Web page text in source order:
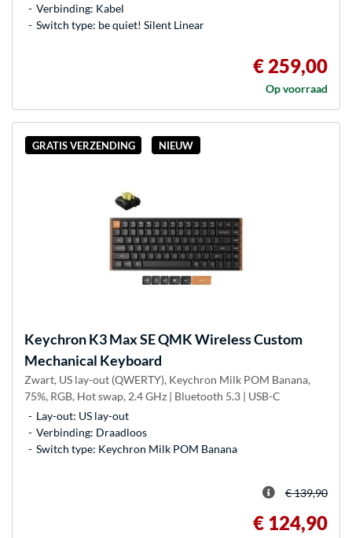
Verbinding: Kabel
Switch type: be quiet! Silent Linear
€ 259,00
Op voorraad
GRATIS VERZENDING NIEUW
KeychronK3 Max SE QMK Wireless Custom
Mechanical Keyboard
Zwart, US lay-out (QWERTY), Keychron Milk POM Banana,
75%, RGB, Hot swap, 2.4 GHz | Bluetooth 5.3 | USB-C
Lay-out: US lay-out
Verbinding: Draadloos
Switch type: Keychron Milk POM Banana
€ 139,90
€ 124,90